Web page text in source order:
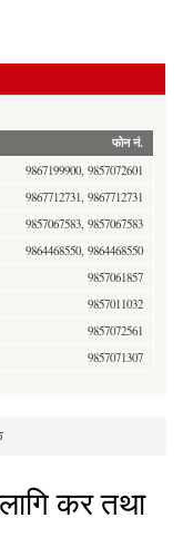
फोन नं.
9867199900, 9857072601
9867712731, 9867712731
9857067583, 9857067583
9864468550, 9864468550
9857061857
9857011032
9857072561
9857071307
कर तथा